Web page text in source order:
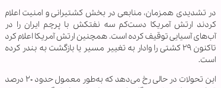
در تشدیدی همزمان، منابعی در بخش کشتیرانی و امنیت اعلام
کردند ارتش آمریکا دست‌کم سه نفتکش با پرچم ایران را در
آب‌های آسیایی توقیف کرده است. همچنین ارتش آمریکا اعلام کرد
تاکنون ۲۹ کشتی را وادار به تغییر مسیر یا بازگشت به بندر کرده
است.
این تحولات در حالی رخ می‌دهد که به‌طور معمول حدود ۲۰ درصد